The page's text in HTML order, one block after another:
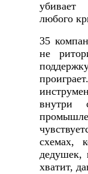
любого
35
не
внутри
схемах,
дедушек,
хватит,